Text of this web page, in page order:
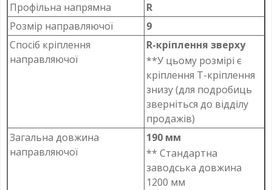
Профільна напрямна
R
Розмір направляючої
9
Спосіб кріплення
направляючої
R-кріплення зверху
**У цьому розмірі є
кріплення T-кріплення
знизу (для подробиць
зверніться до відділу
продажів)
Загальна довжина
направляючої
190 мм
** Стандартна
заводська довжина
1200 мм